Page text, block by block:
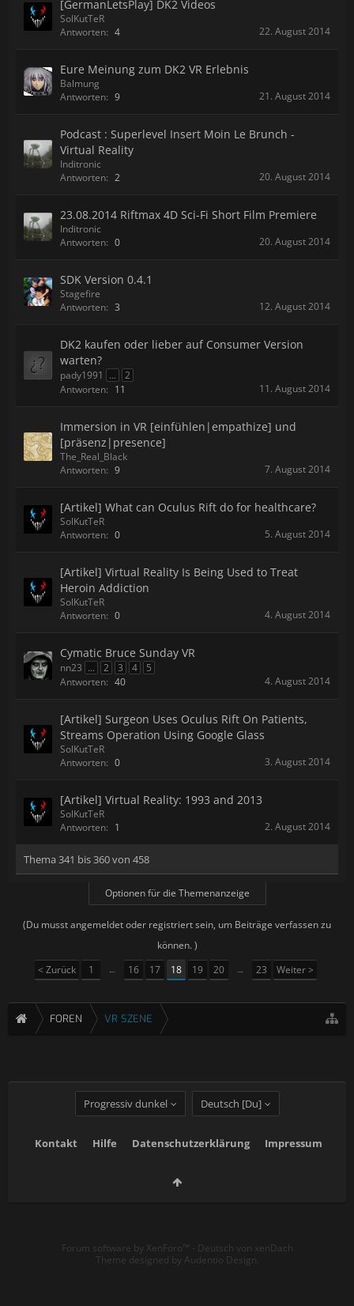
[GermanLetsPlay] DK2 Videos
SolKutTeR
Antworten: 4 22. August 2014
Eure Meinung zum DK2 VR Erlebnis
Balmung
Antworten: 9 21. August 2014
Podcast : Superlevel Insert Moin Le Brunch -
Virtual Reality
Inditronic
Antworten: 2 20. August 2014
23.08.2014 Riftmax 4D Sci-Fi Short Film Premiere
Inditronic
Antworten: 0 20. August 2014
SDK Version 0.4.1
Stagefire
Antworten: 3 12. August 2014
DK2 kaufen oder lieber auf Consumer Version
warten?
pady1991 ...
2
Antworten: 11 11. August 2014
Immersion in VR [einfühlen|empathize] und
[präsenz|presence]
The_Real_Black
Antworten: 9 7. August 2014
[Artikel] What can Oculus Rift do for healthcare?
SolKutTeR
Antworten: 0 5. August 2014
[Artikel] Virtual Reality Is Being Used to Treat
Heroin Addiction
SolKutTeR
Antworten: 0 4. August 2014
Cymatic Bruce Sunday VR
nn23 ... 2 3 4
5
Antworten: 40 4. August 2014
[Artikel] Surgeon Uses Oculus Rift On Patients,
Streams Operation Using Google Glass
SolKutTeR
Antworten: 0 3. August 2014
[Artikel] Virtual Reality: 1993 and 2013
SolKutTeR
Antworten: 1 2. August 2014
Thema 341 bis 360 von 458
Optionen für die Themenanzeige
(Du musst angemeldet oder registriert sein, um Beiträge verfassen zu
können. )
< Zurück
1 ← 16 17 18 19 20 → 23 Weiter >
FOREN VR SZENE
Progressiv dunkel Deutsch [Du]
Kontakt Hilfe Datenschutzerklärung Impressum
Forum software by XenForo™ - Deutsch von xenDach
Theme designed by Audentio Design.